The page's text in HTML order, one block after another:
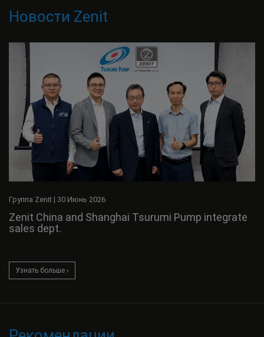
Новости Zenit
Группа Zenit | 30 Июнь 2026
Zenit China and Shanghai Tsurumi Pump integrate
sales dept.
Узнать больше ›